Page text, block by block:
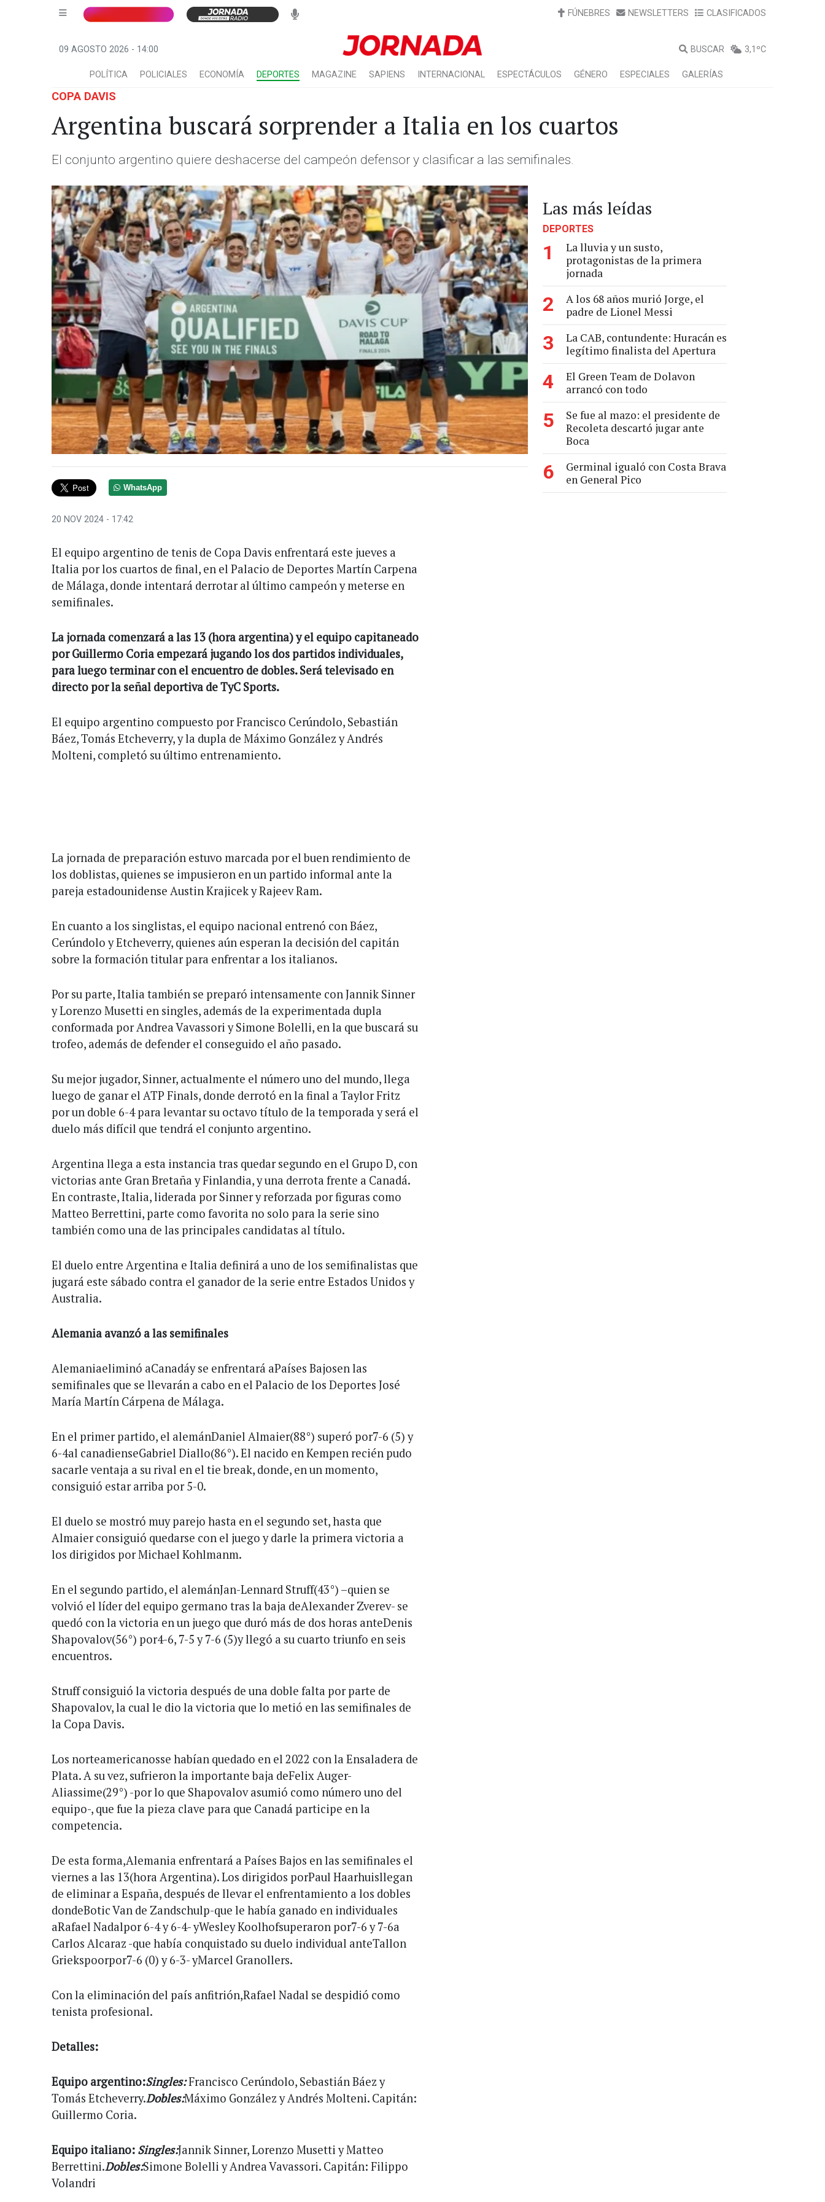
FÚNEBRES NEWSLETTERS CLASIFICADOS
09 AGOSTO 2026 - 14:00 BUSCAR 3,1ºC
POLÍTICA POLICIALES ECONOMÍA DEPORTES MAGAZINE SAPIENS INTERNACIONAL ESPECTÁCULOS GÉNERO ESPECIALES GALERÍAS
COPA DAVIS
Argentina buscará sorprender a Italia en los cuartos
El conjunto argentino quiere deshacerse del campeón defensor y clasificar a las semifinales.
WhatsApp
20 NOV 2024 - 17:42
El equipo argentino de tenis de Copa Davis enfrentará este jueves a
Italia por los cuartos de final, en el Palacio de Deportes Martín Carpena
de Málaga, donde intentará derrotar al último campeón y meterse en
semifinales.
La jornada comenzará a las 13 (hora argentina) y el equipo capitaneado
por Guillermo Coria empezará jugando los dos partidos individuales,
para luego terminar con el encuentro de dobles. Será televisado en
directo por la señal deportiva de TyC Sports.
El equipo argentino compuesto por Francisco Cerúndolo, Sebastián
Báez, Tomás Etcheverry, y la dupla de Máximo González y Andrés
Molteni, completó su último entrenamiento.
La jornada de preparación estuvo marcada por el buen rendimiento de
los doblistas, quienes se impusieron en un partido informal ante la
pareja estadounidense Austin Krajicek y Rajeev Ram.
En cuanto a los singlistas, el equipo nacional entrenó con Báez,
Cerúndolo y Etcheverry, quienes aún esperan la decisión del capitán
sobre la formación titular para enfrentar a los italianos.
Por su parte, Italia también se preparó intensamente con Jannik Sinner
y Lorenzo Musetti en singles, además de la experimentada dupla
conformada por Andrea Vavassori y Simone Bolelli, en la que buscará su
trofeo, además de defender el conseguido el año pasado.
Su mejor jugador, Sinner, actualmente el número uno del mundo, llega
luego de ganar el ATP Finals, donde derrotó en la final a Taylor Fritz
por un doble 6-4 para levantar su octavo título de la temporada y será el
duelo más difícil que tendrá el conjunto argentino.
Argentina llega a esta instancia tras quedar segundo en el Grupo D, con
victorias ante Gran Bretaña y Finlandia, y una derrota frente a Canadá.
En contraste, Italia, liderada por Sinner y reforzada por figuras como
Matteo Berrettini, parte como favorita no solo para la serie sino
también como una de las principales candidatas al título.
El duelo entre Argentina e Italia definirá a uno de los semifinalistas que
jugará este sábado contra el ganador de la serie entre Estados Unidos y
Australia.
Alemania avanzó a las semifinales
Alemaniaeliminó aCanadáy se enfrentará aPaíses Bajosen las
semifinales que se llevarán a cabo en el Palacio de los Deportes José
María Martín Cárpena de Málaga.
En el primer partido, el alemánDaniel Almaier(88°) superó por7-6 (5) y
6-4al canadienseGabriel Diallo(86°). El nacido en Kempen recién pudo
sacarle ventaja a su rival en el tie break, donde, en un momento,
consiguió estar arriba por 5-0.
El duelo se mostró muy parejo hasta en el segundo set, hasta que
Almaier consiguió quedarse con el juego y darle la primera victoria a
los dirigidos por Michael Kohlmanm.
En el segundo partido, el alemánJan-Lennard Struff(43°) –quien se
volvió el líder del equipo germano tras la baja deAlexander Zverev- se
quedó con la victoria en un juego que duró más de dos horas anteDenis
Shapovalov(56°) por4-6, 7-5 y 7-6 (5)y llegó a su cuarto triunfo en seis
encuentros.
Struff consiguió la victoria después de una doble falta por parte de
Shapovalov, la cual le dio la victoria que lo metió en las semifinales de
la Copa Davis.
Los norteamericanosse habían quedado en el 2022 con la Ensaladera de
Plata. A su vez, sufrieron la importante baja deFelix Auger-
Aliassime(29°) -por lo que Shapovalov asumió como número uno del
equipo-, que fue la pieza clave para que Canadá participe en la
competencia.
De esta forma,Alemania enfrentará a Países Bajos en las semifinales el
viernes a las 13(hora Argentina). Los dirigidos porPaul Haarhuisllegan
de eliminar a España, después de llevar el enfrentamiento a los dobles
dondeBotic Van de Zandschulp-que le había ganado en individuales
aRafael Nadalpor 6-4 y 6-4- yWesley Koolhofsuperaron por7-6 y 7-6a
Carlos Alcaraz -que había conquistado su duelo individual anteTallon
Griekspoorpor7-6 (0) y 6-3- yMarcel Granollers.
Con la eliminación del país anfitrión,Rafael Nadal se despidió como
tenista profesional.
Detalles:
Equipo argentino:Singles:Francisco Cerúndolo, Sebastián Báez y
Tomás Etcheverry.Dobles:Máximo González y Andrés Molteni. Capitán:
Guillermo Coria.
Equipo italiano: Singles:Jannik Sinner, Lorenzo Musetti y Matteo
Berrettini.Dobles:Simone Bolelli y Andrea Vavassori. Capitán: Filippo
Volandri
Las más leídas
DEPORTES
1
La lluvia y un susto,
protagonistas de la primera
jornada
2
A los 68 años murió Jorge, el
padre de Lionel Messi
3
La CAB, contundente: Huracán es
legítimo finalista del Apertura
4
El Green Team de Dolavon
arrancó con todo
5
Se fue al mazo: el presidente de
Recoleta descartó jugar ante
Boca
6
Germinal igualó con Costa Brava
en General Pico